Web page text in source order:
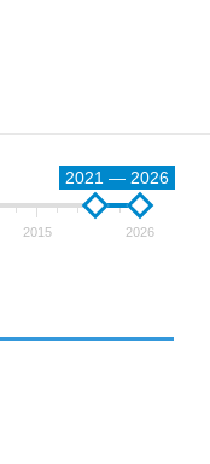
2021 — 2026
2015 2026